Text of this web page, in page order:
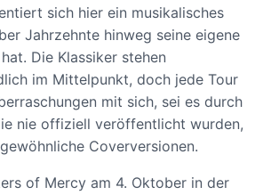
sich hier ein musikalisches
Jahrzehnte hinweg seine eigene
Die Klassiker stehen
im Mittelpunkt, doch jede Tour
mit sich, sei es durch
nie offiziell veröffentlicht wurden,
Coverversionen.
of Mercy am 4. Oktober in der